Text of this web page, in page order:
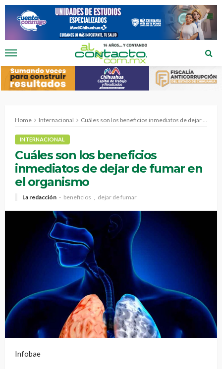
Home Internacional Cuáles son los beneficios inmediatos de dejar de fumar en el organismo
INTERNACIONAL
Cuáles son los beneficios
inmediatos de dejar de fumar en
el organismo
La redacción beneficios dejar de fumar
Infobae